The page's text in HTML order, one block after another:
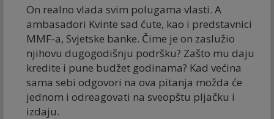
On realno vlada svim polugama vlasti. A
ambasadori Kvinte sad ćute, kao i predstavnici
MMF-a, Svjetske banke. Čime je on zaslužio
njihovu dugogodišnju podršku? Zašto mu daju
kredite i pune budžet godinama? Kad većina
sama sebi odgovori na ova pitanja možda će
jednom i odreagovati na sveopštu pljačku i
izdaju.